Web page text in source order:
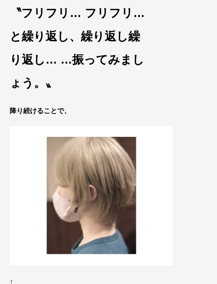
〝フリフリ… フリフリ…
と繰り返し、繰り返し繰
り返し… …振ってみまし
ょう。 〟
降り続けることで、
↑